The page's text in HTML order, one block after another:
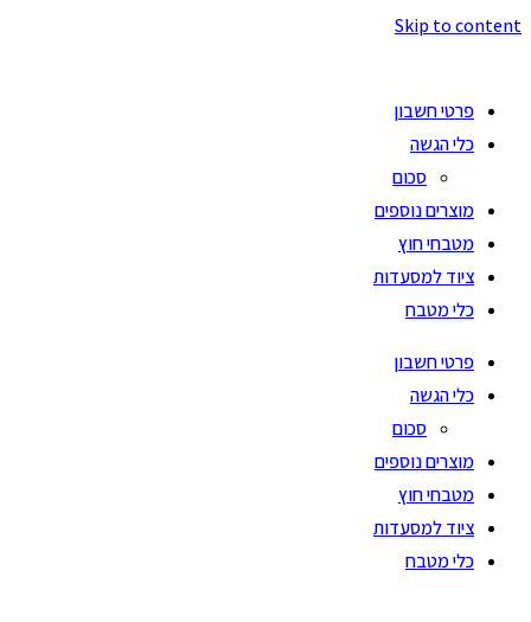
Skip to content
פרטי חשבון
כלי הגשה
סכום
מוצרים נוספים
מטבחי חוץ
ציוד למסעדות
כלי מטבח
פרטי חשבון
כלי הגשה
סכום
מוצרים נוספים
מטבחי חוץ
ציוד למסעדות
כלי מטבח